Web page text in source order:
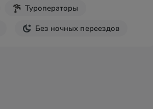
Туроператоры
Без ночных переездов